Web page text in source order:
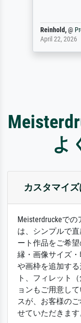
Reinhold,@
April 22, 2026
よ
カスタマイ
Meisterdruckeで
は、シンプルで
ート作品をご希
縁・画像サイズ
や画枠を追加す
ト、フィレット
ョンもご用意し
スが、お客様の
せていただきます